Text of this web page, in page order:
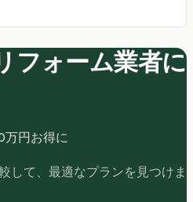
フォーム業者に
万円お得に
して、最適なプランを見つけま